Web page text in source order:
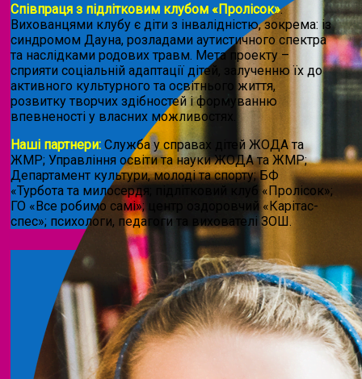
Співпраця з підлітковим клубом «Пролісок».
Вихованцями клубу є діти з інвалідністю, зокрема: із
синдромом Дауна, розладами аутистичного спектра
та наслідками родових травм. Мета проекту –
сприяти соціальній адаптації дітей, залученню їх до
активного культурного та освітнього життя,
розвитку творчих здібностей і формуванню
впевненості у власних можливостях.
Наші партнери: Служба у справах дітей ЖОДА та
ЖМР; Управління освіти та науки ЖОДА та ЖМР;
Департамент культури, молоді та спорту; БФ
«Турбота та милосердя; підлітковий клуб «Пролісок»;
ГО «Все робимо самі»; центр оздоровчий «Карітас-
спес»; психологи, педагоги та вихователі ЗОШ.